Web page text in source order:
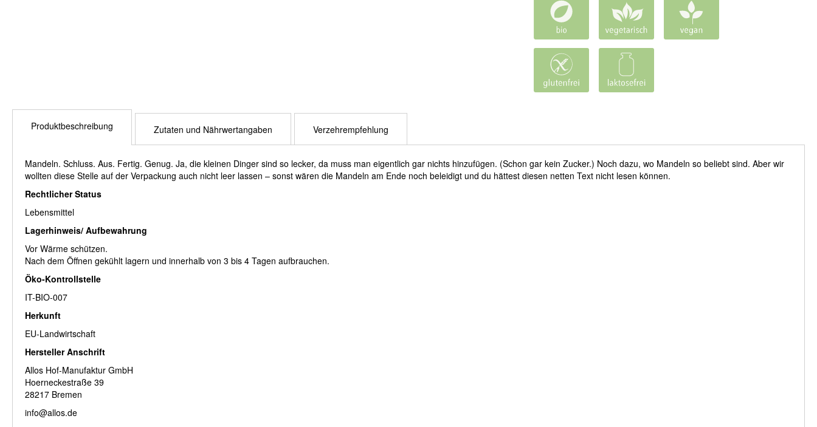
Produktbeschreibung
Mandeln. Schluss. Aus. Fertig. Genug. Ja, die kleinen Dinger sind so lecker, da muss man eigentlich gar nichts hinzufügen. (Schon gar kein Zucker.) Noch dazu, wo Mandeln so beliebt sind. Aber wir
wollten diese Stelle auf der Verpackung auch nicht leer lassen – sonst wären die Mandeln am Ende noch beleidigt und du hättest diesen netten Text nicht lesen können.
Rechtlicher Status
Lebensmittel
Lagerhinweis/ Aufbewahrung
Vor Wärme schützen.
Nach dem Öffnen gekühlt lagern und innerhalb von 3 bis 4 Tagen aufbrauchen.
Öko-Kontrollstelle
IT-BIO-007
Herkunft
EU-Landwirtschaft
Hersteller Anschrift
Allos Hof-Manufaktur GmbH
Hoerneckestraße 39
28217 Bremen
info@allos.de
Zutaten und Nährwertangaben Verzehrempfehlung